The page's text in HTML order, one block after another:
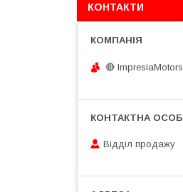
КОНТАКТИ
🔴 ImpresiaMotors
Відділ продажу